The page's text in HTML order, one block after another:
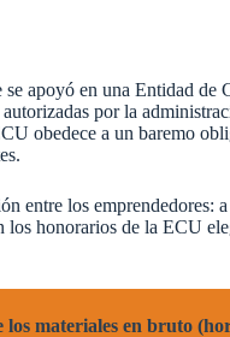
apoyó en una Entidad
por la
obedece a un baremo
entre los emprendedores:
los honorarios de la ECU
los materiales en bruto